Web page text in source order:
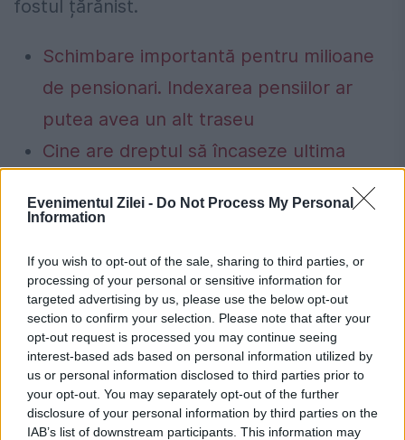
Evenimentul Zilei - Do Not Process My Personal
Information
If you wish to opt-out of the sale, sharing to third parties, or
processing of your personal or sensitive information for
targeted advertising by us, please use the below opt-out
section to confirm your selection. Please note that after your
opt-out request is processed you may continue seeing
interest-based ads based on personal information utilized by
us or personal information disclosed to third parties prior to
your opt-out. You may separately opt-out of the further
disclosure of your personal information by third parties on the
IAB’s list of downstream participants. This information may
fostul țărănist.
Schimbare importantă pentru milioane
de pensionari. Indexarea pensiilor ar
putea avea un alt traseu
Cine are dreptul să încaseze ultima
pensie? Actele necesare. Termenul legal
de depunere a cererii
evz play Ion Iliescu Ion ratiu
istoria secreta revolutie 1989